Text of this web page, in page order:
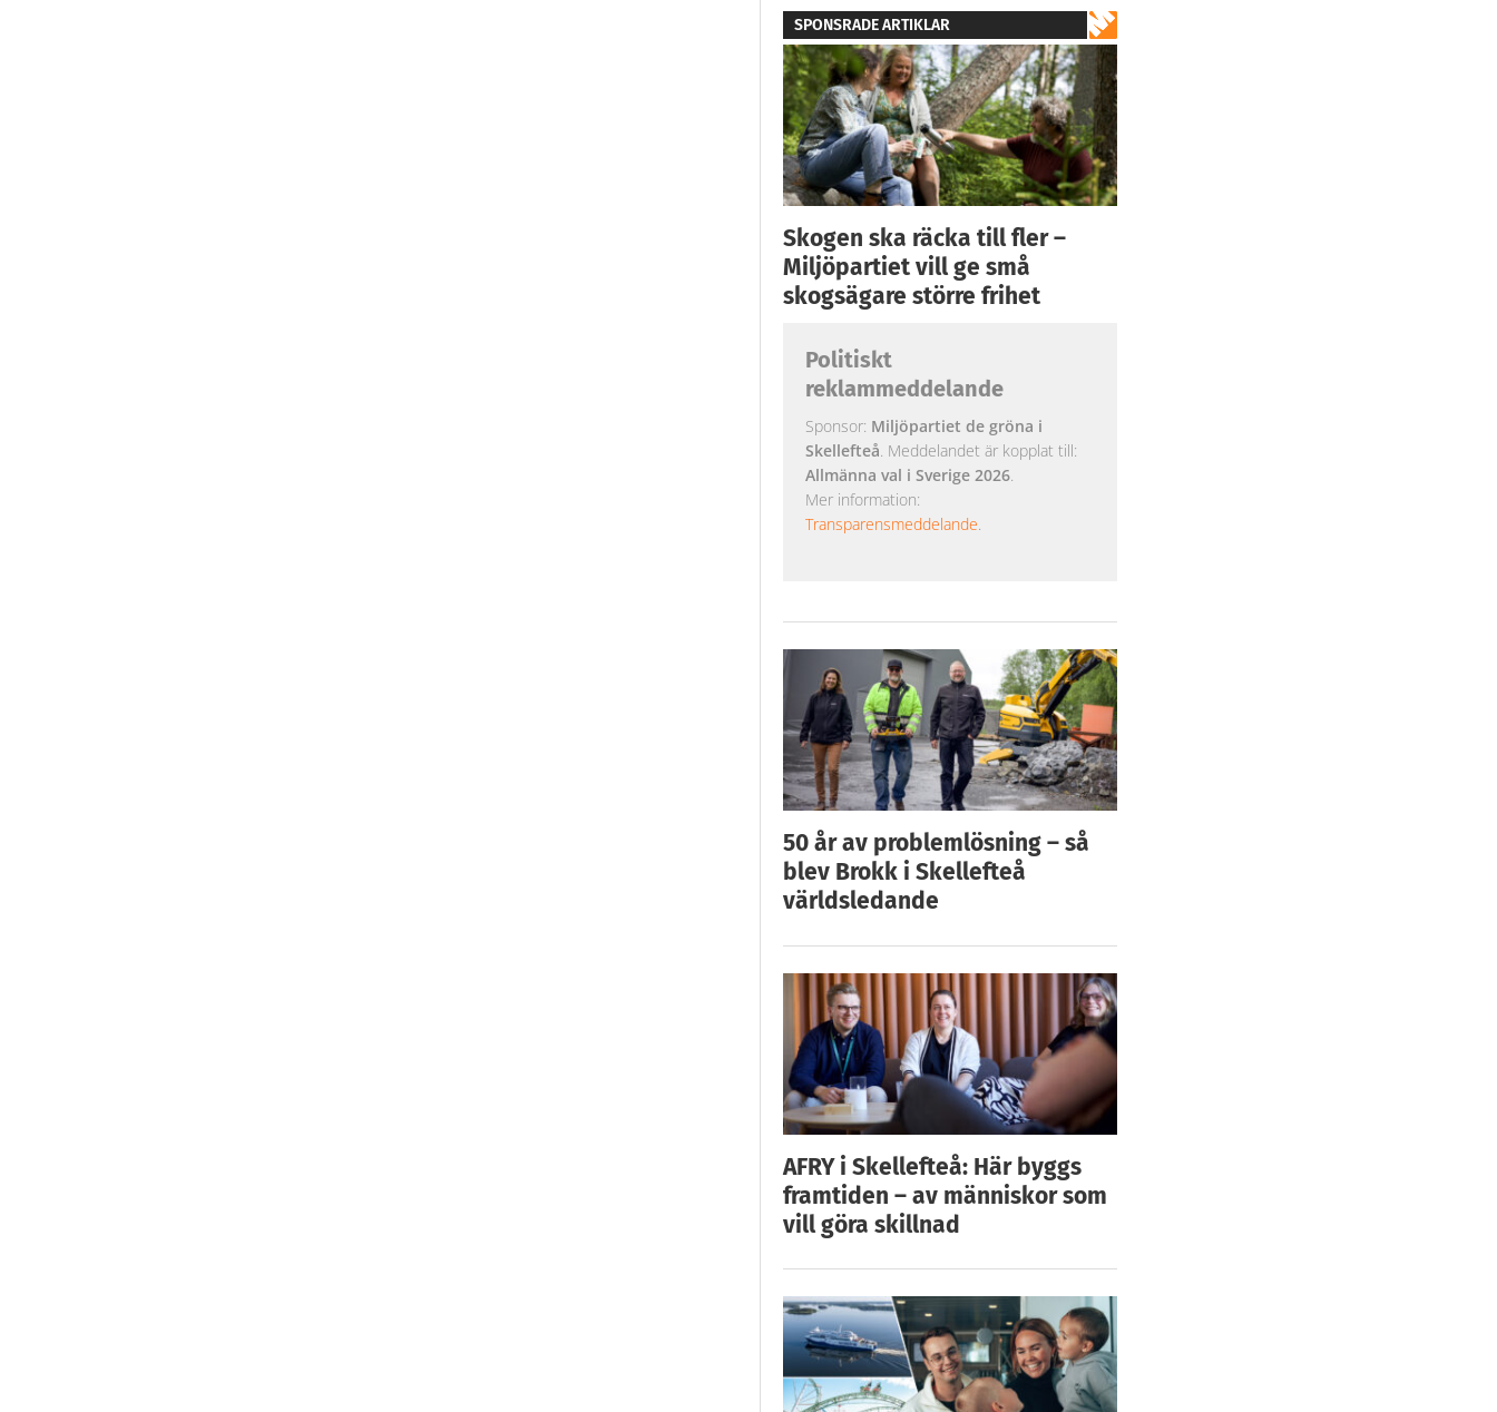
SPONSRADE ARTIKLAR
Skogen ska räcka till fler –
Miljöpartiet vill ge små
skogsägare större frihet
Politiskt
reklammeddelande
Sponsor: Miljöpartiet de gröna i
Skellefteå. Meddelandet är kopplat till:
Allmänna val i Sverige 2026.
Mer information:
Transparensmeddelande.
50 år av problemlösning – så
blev Brokk i Skellefteå
världsledande
AFRY i Skellefteå: Här byggs
framtiden – av människor som
vill göra skillnad